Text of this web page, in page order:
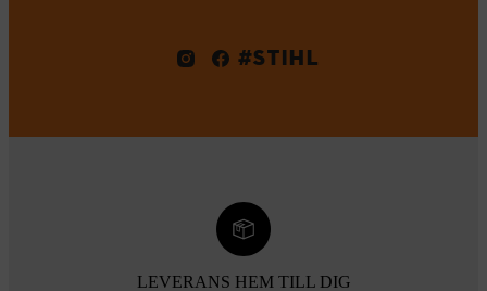
#STIHL
LEVERANS HEM TILL DIG